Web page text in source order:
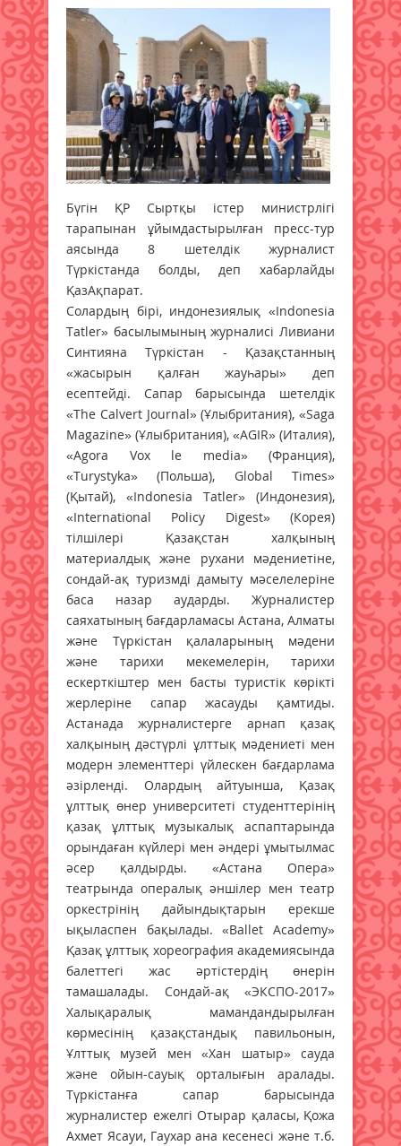
Бүгін ҚР Сыртқы істер министрлігі
тарапынан ұйымдастырылған пресс-тур
аясында 8 шетелдік журналист
Түркістанда болды, деп хабарлайды
ҚазАқпарат.
Солардың бірі, индонезиялық «Indonesia
Tatler» басылымының журналисі Ливиани
Синтияна Түркістан - Қазақстанның
«жасырын қалған жауһары» деп
есептейді. Сапар барысында шетелдік
«The Calvert Journal» (Ұлыбритания), «Saga
Magazine» (Ұлыбритания), «AGIR» (Италия),
«Agora Vox le media» (Франция),
«Turystyka» (Польша), Global Times»
(Қытай), «Indonesia Tatler» (Индонезия),
«International Policy Digest» (Корея)
тілшілері Қазақстан халқының
материалдық және рухани мәдениетіне,
сондай-ақ туризмді дамыту мәселелеріне
баса назар аударды. Журналистер
саяхатының бағдарламасы Астана, Алматы
және Түркістан қалаларының мәдени
және тарихи мекемелерін, тарихи
ескерткіштер мен басты туристік көрікті
жерлеріне сапар жасауды қамтиды.
Астанада журналистерге арнап қазақ
халқының дәстүрлі ұлттық мәдениеті мен
модерн элементтері үйлескен бағдарлама
әзірленді. Олардың айтуынша, Қазақ
ұлттық өнер университеті студенттерінің
қазақ ұлттық музыкалық аспаптарында
орындаған күйлері мен әндері ұмытылмас
әсер қалдырды. «Астана Опера»
театрында опералық әншілер мен театр
оркестрінің дайындықтарын ерекше
ықыласпен бақылады. «Ballet Academy»
Қазақ ұлттық хореография академиясында
балеттегі жас әртістердің өнерін
тамашалады. Сондай-ақ «ЭКСПО-2017»
Халықаралық мамандандырылған
көрмесінің қазақстандық павильонын,
Ұлттық музей мен «Хан шатыр» сауда
және ойын-сауық орталығын аралады.
Түркістанға сапар барысында
журналистер ежелгі Отырар қаласы, Қожа
Ахмет Ясауи, Гаухар ана кесенесі және т.б.